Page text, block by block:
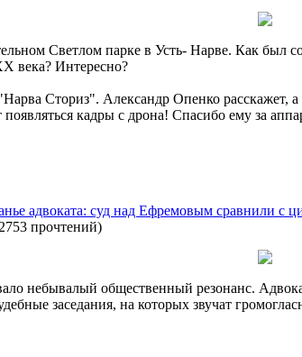
Светлом парке в Усть- Нарве. Как был
века? Интересно?
Сториз". Александр Опенко
кадры с дрона! Спасибо ему за
адвоката: суд над Ефремовым сравнили с
2753 прочтений)
небывалый общественный резонанс.
заседания, на которых звучат